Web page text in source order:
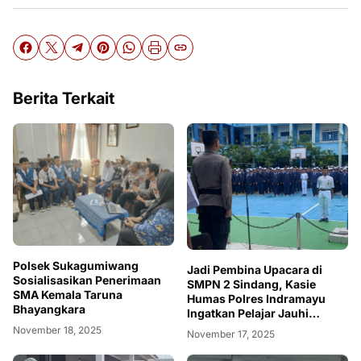
Berita Terkait
Polsek Sukagumiwang
Sosialisasikan Penerimaan
SMA Kemala Taruna
Bhayangkara
November 18, 2025
Jadi Pembina Upacara di
SMPN 2 Sindang, Kasie
Humas Polres Indramayu
Ingatkan Pelajar Jauhi
Pergaulan Negatif
November 17, 2025